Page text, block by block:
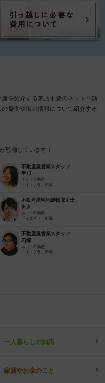
屋を紹介する来店不要のネット不動
疑問や街の情報について紹介する
監修しています！
不動産屋営業スタッフ
早川
ネット不動産
「イエプラ」所属
不動産屋宅地建物取引士
舟木
ネット不動産
「イエプラ」所属
不動産屋営業スタッフ
石塚
ネット不動産
「イエプラ」所属
一人暮らしの知識
家賃やお金のこと